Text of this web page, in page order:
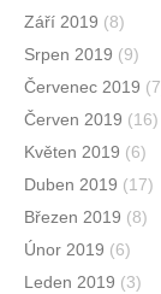
Září 2019 (8)
Srpen 2019 (9)
Červenec 2019
Červen 2019 (16)
Květen 2019 (6)
Duben 2019 (17)
Březen 2019 (8)
Únor 2019 (6)
Leden 2019 (3)